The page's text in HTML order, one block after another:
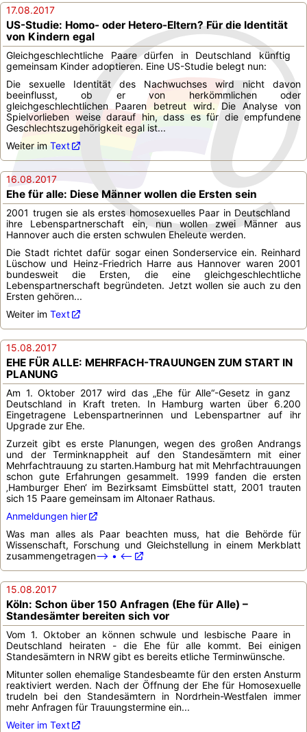
17.08.2017
US-Studie: Homo- oder Hetero-Eltern? Für die Identität
von Kindern egal
Gleichgeschlechtliche Paare dürfen in Deutschland künftig
gemeinsam Kinder adoptieren. Eine US-Studie belegt nun:
Die sexuelle Identität des Nachwuchses wird nicht davon
beeinflusst, ob er von herkömmlichen oder
gleichgeschlechtlichen Paaren betreut wird. Die Analyse von
Spielvorlieben weise darauf hin, dass es für die empfundene
Geschlechtszugehörigkeit egal ist...
Weiter im Text
16.08.2017
Ehe für alle: Diese Männer wollen die Ersten sein
2001 trugen sie als erstes homosexuelles Paar in Deutschland
ihre Lebenspartnerschaft ein, nun wollen zwei Männer aus
Hannover auch die ersten schwulen Eheleute werden.
Die Stadt richtet dafür sogar einen Sonderservice ein. Reinhard
Lüschow und Heinz-Friedrich Harre aus Hannover waren 2001
bundesweit die Ersten, die eine gleichgeschlechtliche
Lebenspartnerschaft begründeten. Jetzt wollen sie auch zu den
Ersten gehören...
Weiter im Text
15.08.2017
EHE FÜR ALLE: MEHRFACH-TRAUUNGEN ZUM START IN
PLANUNG
Am 1. Oktober 2017 wird das „Ehe für Alle“-Gesetz in ganz
Deutschland in Kraft treten. In Hamburg warten über 6.200
Eingetragene Lebenspartnerinnen und Lebenspartner auf ihr
Upgrade zur Ehe.
Zurzeit gibt es erste Planungen, wegen des großen Andrangs
und der Terminknappheit auf den Standesämtern mit einer
Mehrfachtrauung zu starten.Hamburg hat mit Mehrfachtrauungen
schon gute Erfahrungen gesammelt. 1999 fanden die ersten
‚Hamburger Ehen‘ im Bezirksamt Eimsbüttel statt, 2001 trauten
sich 15 Paare gemeinsam im Altonaer Rathaus.
Anmeldungen hier
Was man alles als Paar beachten muss, hat die Behörde für
Wissenschaft, Forschung und Gleichstellung in einem Merkblatt
zusammengetragen--> • <--
15.08.2017
Köln: Schon über 150 Anfragen (Ehe für Alle) –
Standesämter bereiten sich vor
Vom 1. Oktober an können schwule und lesbische Paare in
Deutschland heiraten - die Ehe für alle kommt. Bei einigen
Standesämtern in NRW gibt es bereits etliche Terminwünsche.
Mitunter sollen ehemalige Standesbeamte für den ersten Ansturm
reaktiviert werden. Nach der Öffnung der Ehe für Homosexuelle
trudeln bei den Standesämtern in Nordrhein-Westfalen immer
mehr Anfragen für Trauungstermine ein...
Weiter im Text